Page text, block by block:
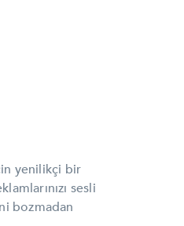
yenilikçi bir
sesli
bozmadan